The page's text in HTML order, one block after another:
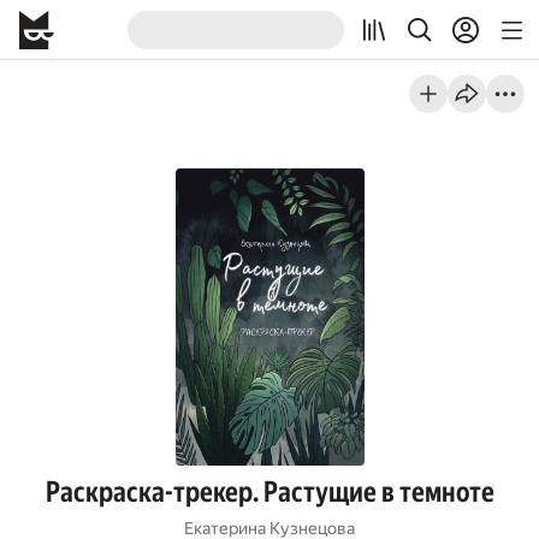
Раскраска-трекер. Растущие в темноте
Екатерина Кузнецова